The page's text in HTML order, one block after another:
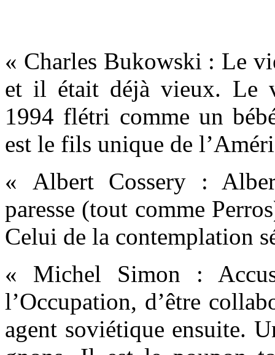
« Charles Bukowski : Le
et il était déjà vieux. Le
1994 flétri comme un
est le fils unique de
« Albert Cossery :
paresse (tout comme
Celui de la contemplation
« Michel Simon :
l’Occupation, d’être
agent soviétique ensuite.